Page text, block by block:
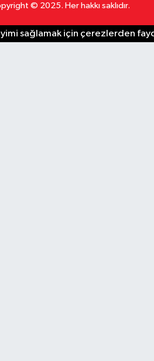
© 2025. Her hakkı saklıdır.
sağlamak için çerezlerden